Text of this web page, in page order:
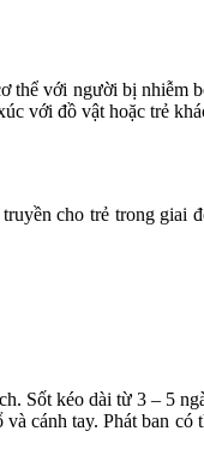
với người bị nhiễm
với đồ vật hoặc trẻ
cho trẻ trong giai
Sốt kéo dài từ 3 – 5
cánh tay. Phát ban